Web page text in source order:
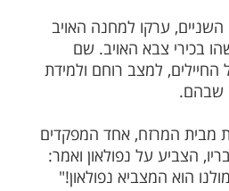
נלחמו במדינה שכנה.
הייתה חזקה ולא
נפולאון
פשוטים, ולערוק
יותר את נקודות